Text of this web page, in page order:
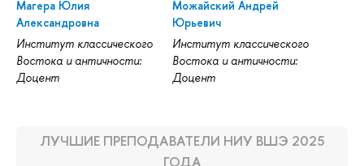
Магера Юлия
Александровна
Институт классического
Востока и античности:
Доцент
Можайский Андрей
Юрьевич
Институт классического
Востока и античности:
Доцент
ЛУЧШИЕ ПРЕПОДАВАТЕЛИ НИУ ВШЭ 2025
ГОДА